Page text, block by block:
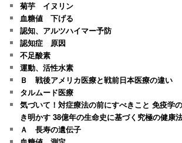
菊芋 イヌリン
血糖値 下げる
認知、アルツハイマー予防
認知症 原因
不足酸素
運動、活性水素
Ｂ 戦後アメリカ医療と戦前日本医療の違い
タルムード医療
気づいて！対症療法の前にすべきこと 免疫学
き明かす 38億年の生命史に基づく究極の健康
Ａ 長寿の遺伝子